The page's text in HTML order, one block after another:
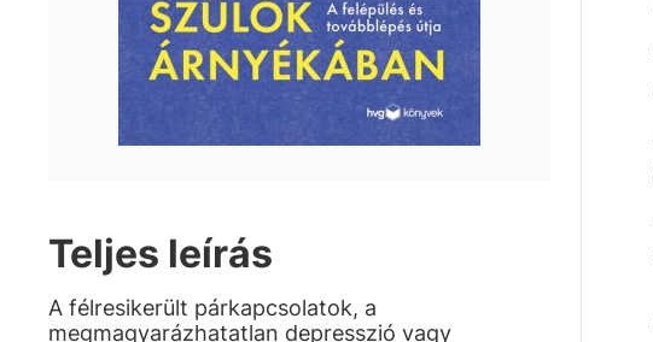
Teljes leírás
A félresikerült párkapcsolatok, a
megmagyarázhatatlan depresszió vagy